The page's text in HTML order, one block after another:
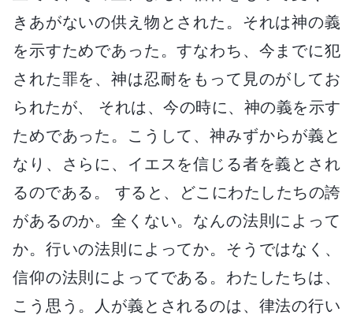
きあがないの供え物とされた。それは神の義
を示すためであった。すなわち、今までに犯
された罪を、神は忍耐をもって見のがしてお
られたが、 それは、今の時に、神の義を示す
ためであった。こうして、神みずからが義と
なり、さらに、イエスを信じる者を義とされ
るのである。 すると、どこにわたしたちの誇
があるのか。全くない。なんの法則によって
か。行いの法則によってか。そうではなく、
信仰の法則によってである。わたしたちは、
こう思う。人が義とされるのは、律法の行い